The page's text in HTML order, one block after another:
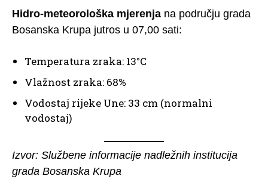
Hidro-meteorološka mjerenja na području grada
Bosanska Krupa jutros u 07,00 sati:
Temperatura zraka: 13°C
Vlažnost zraka: 68%
Vodostaj rijeke Une: 33 cm (normalni
vodostaj)
Izvor: Službene informacije nadležnih institucija
grada Bosanska Krupa